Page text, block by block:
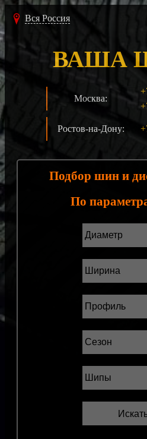
Вся Россия
Москва:
Ростов-на-Дону:
ВАША
Подбор шин и
По